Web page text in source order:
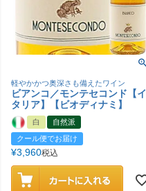
軽やかかつ奥深さも備えたワイン
ビアンコ／モンテセコンド【イ
タリア】【ビオディナミ】
白
自然派
クール便でお届け
¥3,960税込